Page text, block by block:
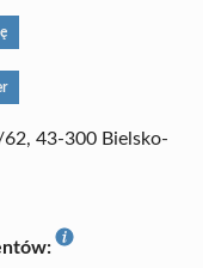
43-300 Bielsko-